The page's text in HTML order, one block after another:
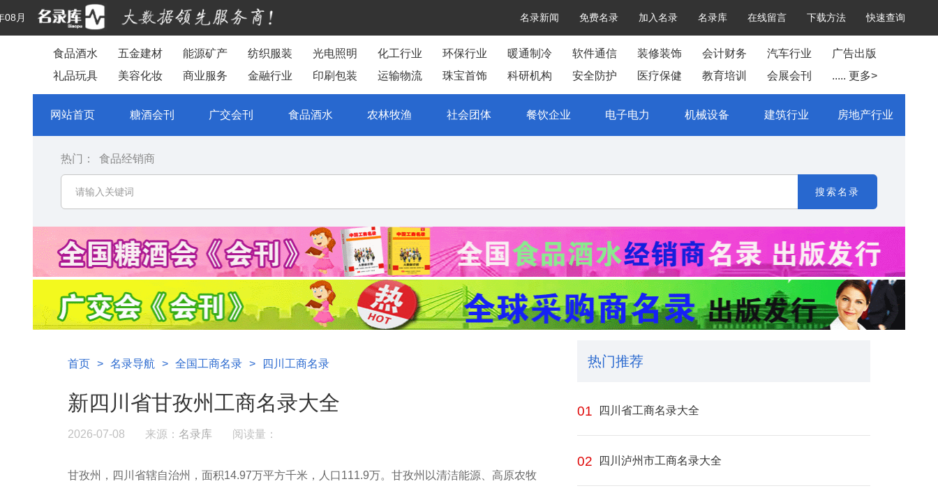
名录新闻 免费名录 加入名录 名录库 在线留言 下载方法 快速查询
08月
食品酒水 五金建材 能源矿产 纺织服装 光电照明 化工行业 环保行业 暖通制冷 软件通信 装修装饰 会计财务 汽车行业
广告出版
礼品玩具
美容化妆 商业服务 金融行业 印刷包装 运输物流 珠宝首饰 科研机构 安全防护 医疗保健 教育培训 会展会刊 ..... 更多>
网站首页 糖酒会刊 广交会刊 食品酒水 农林牧渔 社会团体 餐饮企业 电子电力 机械设备 建筑行业 房地产行业
热门： 食品经销商
搜索名录
首页 > 名录导航 > 全国工商名录 > 四川工商名录
新四川省甘孜州工商名录大全
2026-07-08 来源： 名录库 阅读量：
甘孜州，四川省辖自治州，面积14.97万平方千米，人口111.9万。甘孜州以清洁能源、高原农牧
热门推荐
01 四川省工商名录大全
02 四川泸州市工商名录大全